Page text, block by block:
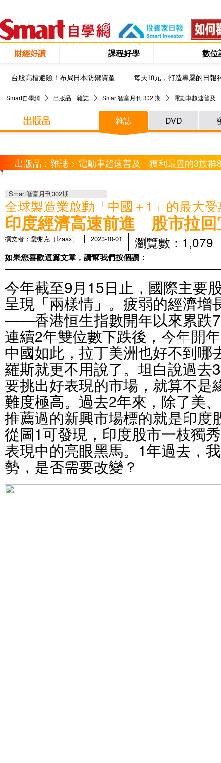
財經好讀 課程好學 數位
台股高檔避險！布局日本防禦資產 每天10元，打造專屬的日報
Smart自學網 出版品：雜誌 Smart智富月刊 302 期 電動車超速普及
雜誌 DVD
出版品：雜誌 > 電動車超速普及 獲利最豐的3族群
Smart智富月刊302期
全球製造業啟動「中國＋1」的最大
印度經濟高速前進 股市拉回
撰文者：愛榭克（Izaax） 2023-10-01 瀏覽數：1,079
如果您喜歡這篇文章，請幫我們按個讚：
今年截至9月15日止，國際主要
呈現「兩樣情」。疲弱的經濟增
——香港恒生指數開年以來累跌
連續2年雙位數下跌後，今年開
中國如此，拉丁美洲也好不到哪
羅斯就更不用說了。坦白說過去
要挑出好表現的市場，就算不是
難度極高。過去2年來，除了美
推薦過的新興市場標的就是印度
從圖1可發現，印度股市一枝獨
表現中的亮眼黑馬。1年過去，
勢，是否需要改變？